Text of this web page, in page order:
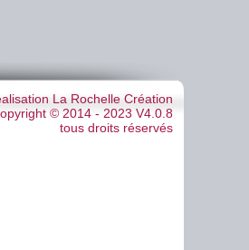
La Rochelle Création
© 2014 - 2023 V4.0.8
tous droits réservés